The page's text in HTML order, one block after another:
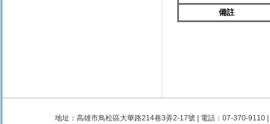
備註
地址：高雄市鳥松區大華路214巷3弄2-17號 | 電話：07-370-